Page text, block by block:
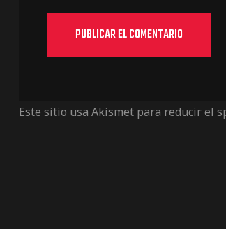
Este sitio usa Akismet para reducir el